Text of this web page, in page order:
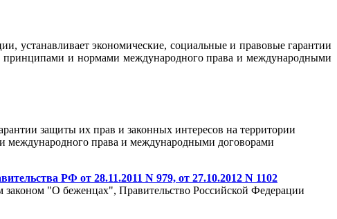
устанавливает экономические, социальные и правовые гарантии
принципами и нормами международного права и международными
защиты их прав и законных интересов на территории
международного права и международными договорами
РФ от 28.11.2011 N 979, от 27.10.2012 N 1102
"О беженцах", Правительство Российской Федерации